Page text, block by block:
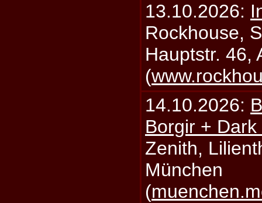
13.10.2026:
Rockhouse,
Hauptstr. 46,
(
14.10.2026:
Borgir +
Zenith,
München
(